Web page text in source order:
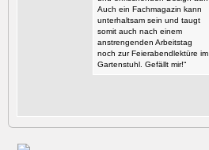
Auch ein Fachmagazin kann
unterhaltsam sein und taugt
somit auch nach einem
anstrengenden Arbeitstag
noch zur Feierabendlektüre im
Gartenstuhl. Gefällt mir!“